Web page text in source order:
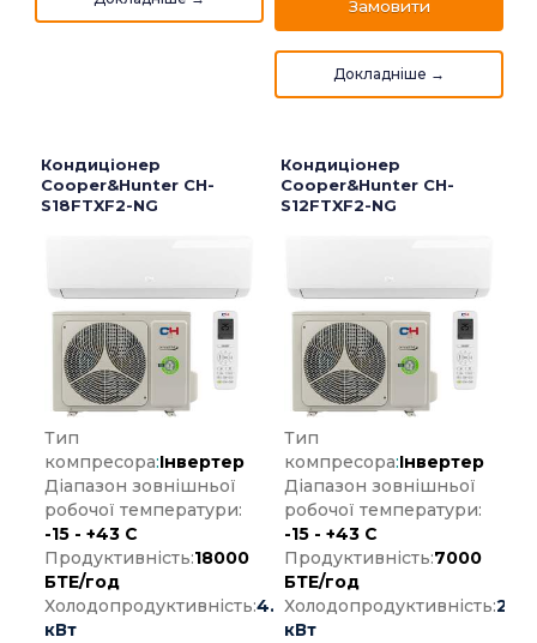
Кондиціонер
Cooper&Hunter CH-
S18FTXF2-NG
Тип
компресора:Інвертер
Діапазон зовнішньої
робочої температури:
-15 - +43 С
Продуктивність:18000
БТЕ/год
Холодопродуктивність:4.60
кВт
Кондиціонер
Cooper&Hunter CH-
S12FTXF2-NG
Тип
компресора:Інвертер
Діапазон зовнішньої
робочої температури:
-15 - +43 С
Продуктивність:7000
БТЕ/год
Холодопродуктивність:2.20
кВт